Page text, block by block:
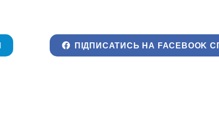
ПІДПИСАТИСЬ НА FACEBOOK